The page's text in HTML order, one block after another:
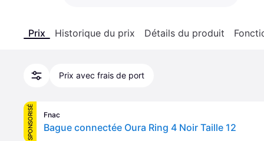
Prix Historique du prix Détails du produit
Prix avec frais de port
SPONSORISÉ Fnac
Bague connectée Oura Ring 4 Noir Taille 12